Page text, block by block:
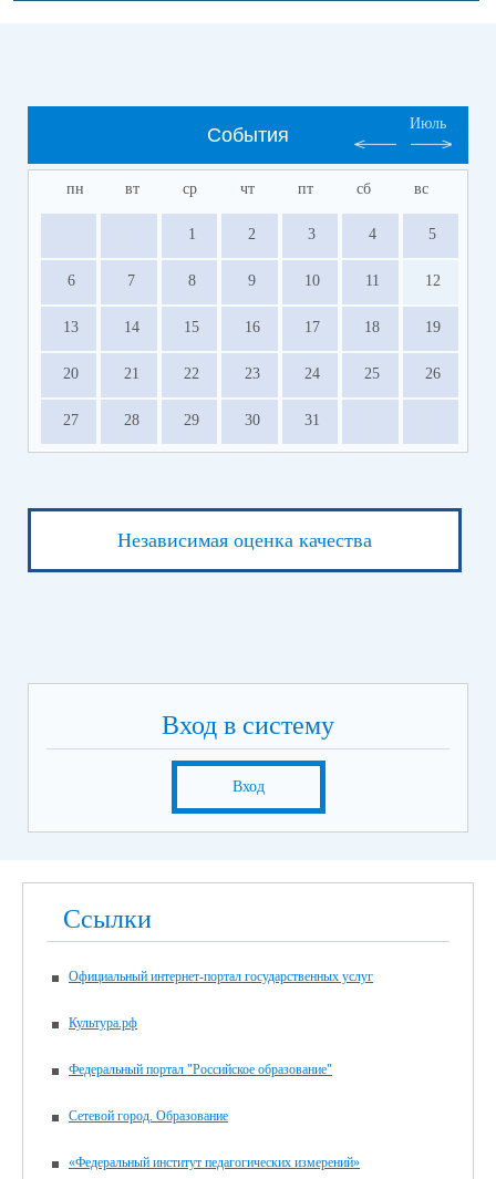
События
Июль
пн вт ср чт пт сб вс
1 2 3 4 5
6 7 8 9 10 11 12
13 14 15 16 17 18 19
20 21 22 23 24 25 26
27 28 29 30 31
Независимая оценка качества
Вход в систему
Вход
Ссылки
Официальный интернет-портал государственных услуг
Культура.рф
Федеральный портал "Российское образование"
Сетевой город. Образование
«Федеральный институт педагогических измерений»